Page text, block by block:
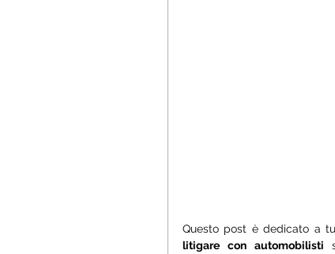
Questo post è dedicato a
litigare con automobilisti